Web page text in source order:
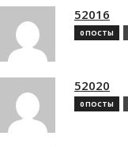
52016
0 ПОСТЫ
52020
0 ПОСТЫ